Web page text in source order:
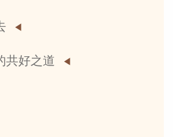
共好之道